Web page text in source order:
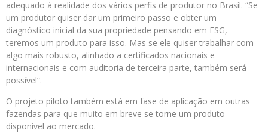
adequado à realidade dos vários perfis de produtor no Brasil. “Se
um produtor quiser dar um primeiro passo e obter um
diagnóstico inicial da sua propriedade pensando em ESG,
teremos um produto para isso. Mas se ele quiser trabalhar com
algo mais robusto, alinhado a certificados nacionais e
internacionais e com auditoria de terceira parte, também será
possível”.
O projeto piloto também está em fase de aplicação em outras
fazendas para que muito em breve se torne um produto
disponível ao mercado.